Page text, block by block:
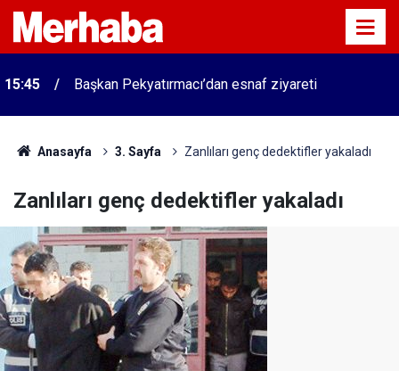
15:45 Başkan Pekyatırmacı’dan esnaf ziyareti
Anasayfa 3. Sayfa Zanlıları genç dedektifler yakaladı
Zanlıları genç dedektifler yakaladı